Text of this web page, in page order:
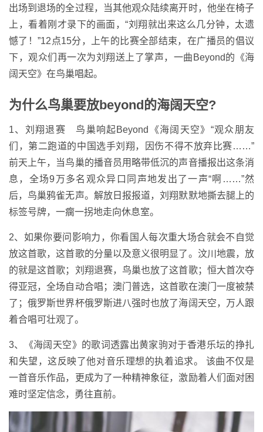
出场到退场的全过程，当其他观众陆续离开时，他坐在椅子
上，看着刚才录下的画面，“刘翔就出来这么几分钟，太遗
憾了！”12点15分，上午的比赛全部结束，在广播员的倡议
下，观众们再一次为刘翔送上了掌声，一曲Beyond的《海
阔天空》在鸟巢唱起。
为什么鸟巢要放beyond的海阔天空?
1、刘翔退赛 鸟巢响起Beyond《海阔天空》“观众朋友
们，第二跑道的中国选手刘翔，因伤不得不放弃比赛……”
前天上午，当鸟巢的播音员用略带低沉的声音播报出这条消
息，全场9万多名观众异口同声地发出了一声“啊……”然
后，鸟巢鸦雀无声。解放日报报道，刘翔默默地撕去腿上的
标签号牌，一瘸一拐地走向休息室。
2、如果你要问影响力，你看国人每次重大场合就会不自觉
放这首歌，这首歌的分量以及意义很明显了。汶川地震，放
的就是这首歌；刘翔退赛，鸟巢也放了这首歌；恒大首次夺
得亚冠，全场自动合唱；澳门普选，这首歌在澳门一度被禁
了；俄罗斯世界杯俄罗斯进八强时也放了海阔天空，万人跟
着合唱可壮观了。
3、《海阔天空》的歌词透露出黄家驹对于香港乐坛的挣扎
和失望，这反映了他对音乐理想的执着追求。 该曲不仅是
一首音乐作品，更成为了一种精神象征，激励着人们面对困
难时坚定信念，勇往直前。